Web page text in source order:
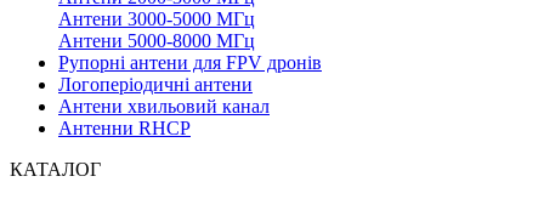
Антени 3000-5000 МГц
Антени 5000-8000 МГц
Рупорні антени для FPV дронів
Логоперіодичні антени
Антени хвильовий канал
Антенни RHCP
КАТАЛОГ